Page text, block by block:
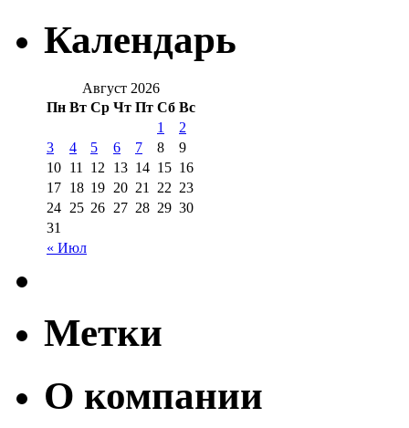
Календарь
Август 2026
Пн Вт Ср Чт Пт Сб Вс
« Июл
1
2
3
4 5 6 7 8
9
10 11 12 13 14 15 16
17 18 19 20 21 22 23
24 25 26 27 28 29 30
31
Метки
О компании